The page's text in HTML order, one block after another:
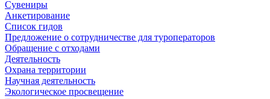
Сувениры
Анкетирование
Список гидов
Предложение о сотрудничестве для туроператоров
Обращение с отходами
Деятельность
Охрана территории
Научная деятельность
Экологическое просвещение